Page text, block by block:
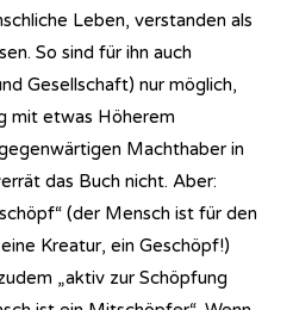
Leben, verstanden als
So sind für ihn auch
Gesellschaft) nur möglich,
mit etwas Höherem
Machthaber in
das Buch nicht. Aber:
(der Mensch ist für den
Kreatur, ein Geschöpf!)
„aktiv zur Schöpfung